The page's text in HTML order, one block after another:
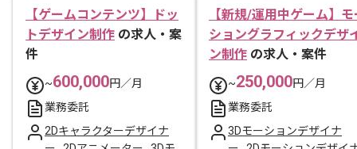
【ゲームコンテンツ】ドッ
トデザイン制作 の求人・案
件
~600,000円／月
業務委託
2Dキャラクターデザイナ
【新規/運用中ゲーム】モ
ショングラフィックデザ
ン制作 の求人・案件
~250,000円／月
業務委託
3Dモーションデザイナ